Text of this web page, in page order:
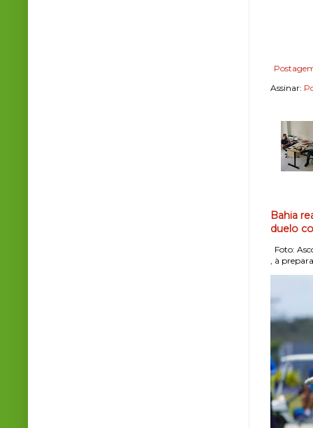
Assinar:
Bahia
duelo
Foto:
, à